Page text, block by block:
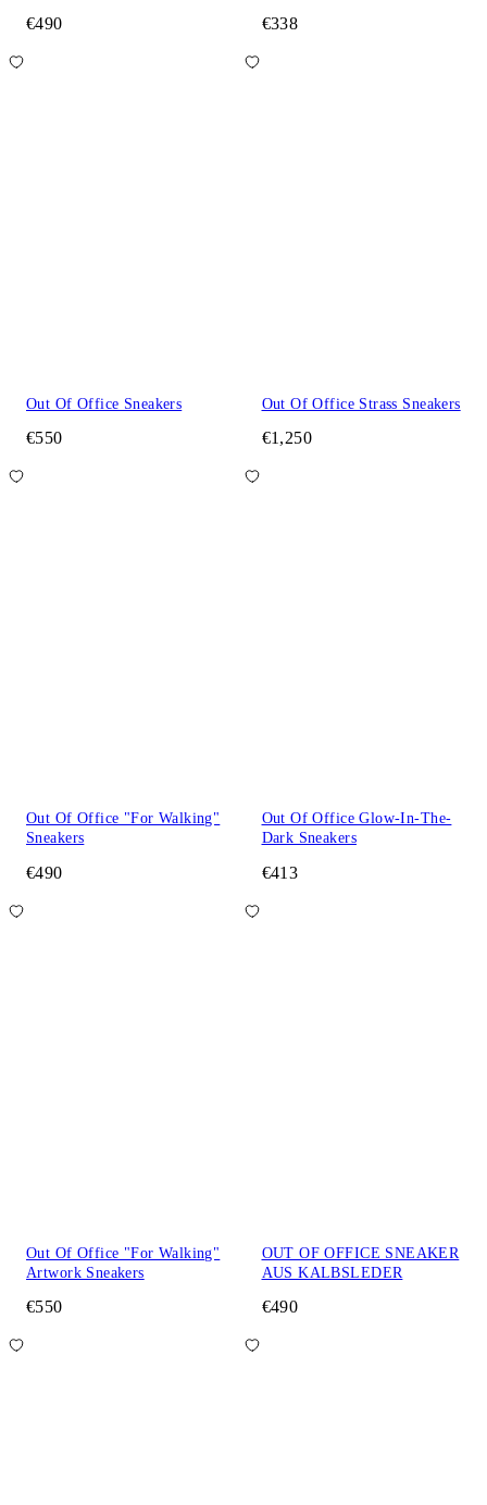
€490 €338
Out Of Office Sneakers
€550
Out Of Office Strass Sneakers
€1,250
Out Of Office "For Walking"
Sneakers
€490
Out Of Office Glow-In-The-
Dark Sneakers
€413
Out Of Office "For Walking"
Artwork Sneakers
€550
OUT OF OFFICE SNEAKER
AUS KALBSLEDER
€490